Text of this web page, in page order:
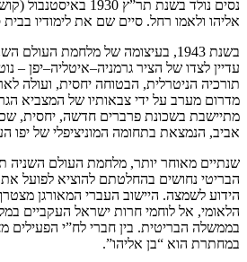
נסים נולד בשנת תר”ץ
אליהו ולאמו רחל. סיים שם את לימודיו
בשנת 1943, בעיצומה של מלחמת
עדיין לצדו של הציר גרמניה–איטליה–יפן
תורכיה הניטרלית, הבטוחה יחסית, ועולה
מדרום מערב על ידי צבאותיו של המצביא
מתיישבת בשכונת פרברים חדשה, יחסית,
אביב, הנמצאת בתחומה המוניציפלי של יפו
שנתיים מאוחר יותר, מלחמת העולם השניה
הבריטי נחושים בהחלטתם להוציא לפועל את
הידוע לשמצה. היישוב העברי המאורגן
הלאומי, אל לוחמי חרות ישראל העקביים
בממשלה הבריטית. בין חברי לח”י הפעילים
במחתרת הוא “בן אליהו”.